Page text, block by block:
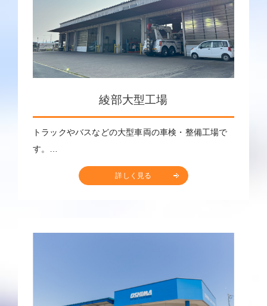
綾部大型工場
トラックやバスなどの大型車両の車検・整備工場で
す。…
詳しく見る